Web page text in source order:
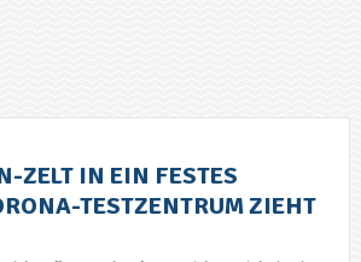
ZELT IN EIN FESTES
TESTZENTRUM ZIEHT